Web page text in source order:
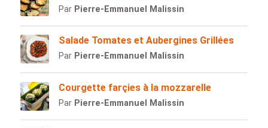
Par Pierre-Emmanuel Malissin
Salade Tomates et Aubergines Grillées
Par Pierre-Emmanuel Malissin
Courgette farçies à la mozzarelle
Par Pierre-Emmanuel Malissin